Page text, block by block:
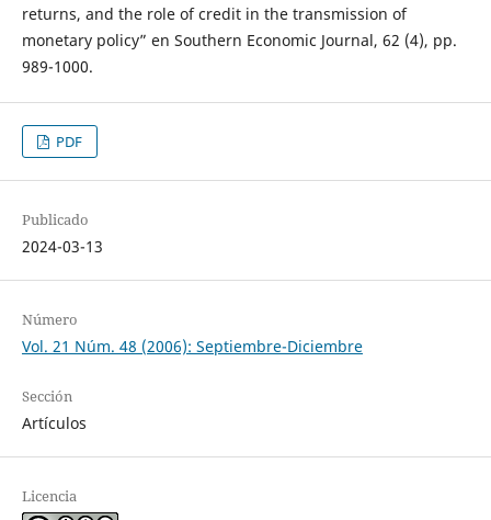
returns, and the role of credit in the transmission of
monetary policy” en Southern Economic Journal, 62 (4), pp.
989-1000.
PDF
Publicado
2024-03-13
Número
Vol. 21 Núm. 48 (2006): Septiembre-Diciembre
Sección
Artículos
Licencia